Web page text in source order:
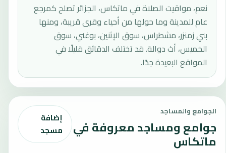
نعم، مواقيت الصلاة في ماتكاس، الجزائر تصلح كمرجع
عام للمدينة وما حولها من أحياء وقرى قريبة، ومنها
بني زمنزر، مشطراس، سوق الإثنين، بوغني، سوق
الخميس، أث دوالة. قد تختلف الدقائق قليلًا في
المواقع البعيدة جدًا.
الجوامع والمساجد
جوامع ومساجد معروفة في
ماتكاس
إضافة
مسجد